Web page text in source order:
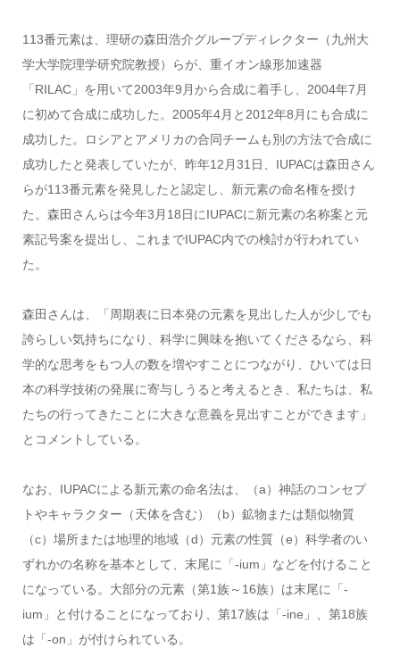
113番元素は、理研の森田浩介グループディレクター（九州大
学大学院理学研究院教授）らが、重イオン線形加速器
「RILAC」を用いて2003年9月から合成に着手し、2004年7月
に初めて合成に成功した。2005年4月と2012年8月にも合成に
成功した。ロシアとアメリカの合同チームも別の方法で合成に
成功したと発表していたが、昨年12月31日、IUPACは森田さん
らが113番元素を発見したと認定し、新元素の命名権を授け
た。森田さんらは今年3月18日にIUPACに新元素の名称案と元
素記号案を提出し、これまでIUPAC内での検討が行われてい
た。
森田さんは、「周期表に日本発の元素を見出した人が少しでも
誇らしい気持ちになり、科学に興味を抱いてくださるなら、科
学的な思考をもつ人の数を増やすことにつながり、ひいては日
本の科学技術の発展に寄与しうると考えるとき、私たちは、私
たちの行ってきたことに大きな意義を見出すことができます」
とコメントしている。
なお、IUPACによる新元素の命名法は、（a）神話のコンセプ
トやキャラクター（天体を含む）（b）鉱物または類似物質
（c）場所または地理的地域（d）元素の性質（e）科学者のい
ずれかの名称を基本として、末尾に「-ium」などを付けること
になっている。大部分の元素（第1族～16族）は末尾に「-
ium」と付けることになっており、第17族は「-ine」、第18族
は「-on」が付けられている。